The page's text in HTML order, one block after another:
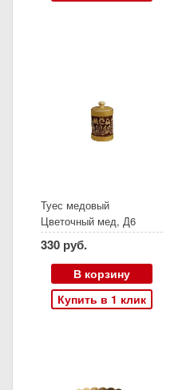
Туес медовый
Цветочный мед, Д6
330 руб.
В корзину
Купить в 1 клик